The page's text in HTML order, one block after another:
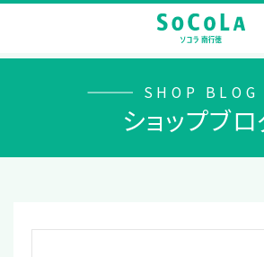
SHOP BLOG
ショップブ